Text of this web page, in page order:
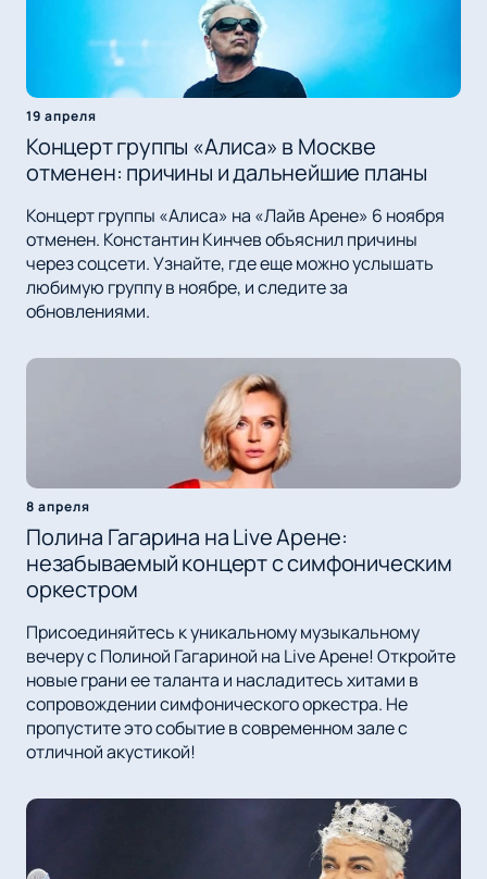
19 апреля
Концерт группы «Алиса» в Москве
отменен: причины и дальнейшие планы
Концерт группы «Алиса» на «Лайв Арене» 6 ноября
отменен. Константин Кинчев объяснил причины
через соцсети. Узнайте, где еще можно услышать
любимую группу в ноябре, и следите за
обновлениями.
8 апреля
Полина Гагарина на Live Арене:
незабываемый концерт с симфоническим
оркестром
Присоединяйтесь к уникальному музыкальному
вечеру с Полиной Гагариной на Live Арене! Откройте
новые грани ее таланта и насладитесь хитами в
сопровождении симфонического оркестра. Не
пропустите это событие в современном зале с
отличной акустикой!